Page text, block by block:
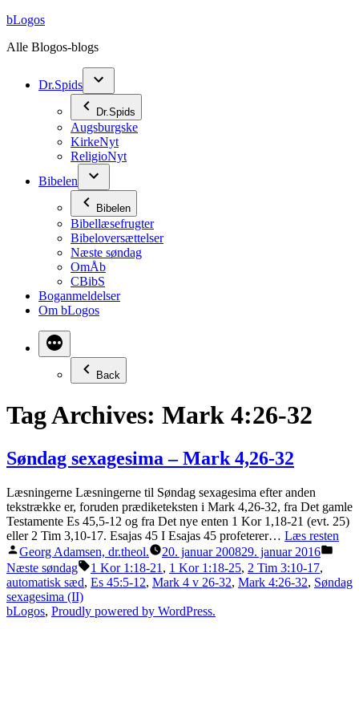
Videre
indhold
bLogos
Alle Blogos-blogs
Dr.Spids
Dr.Spids
Augsburgske
KirkeNyt
ReligioNyt
Bibelen
Bibelen
Bibellæsefrugter
Bibeloversættelser
Næste søndag
OmÅb
CBibS
Boganmeldelser
Om bLogos
Back
Tag Archives: Mark 4:26-32
Søndag sexagesima – Mark 4,26-32
Læsningerne Læsningerne til Søndag sexagesima efter anden
tekstrække er, foruden prædiketeksten i Mark 4,26-32, fra Det gamle
Testamente Es 45,5-12 og fra Det nye enten 1 Kor 1,18-21 (evt. 25)
eller 2 Tim 3,10-17. Esajas 45 I Esajas 45 profeterer… Læs resten
Posted
by
Georg Adamsen, dr.theol. 20. januar 200829. januar 2016
Næste søndag Tags:
1 Kor 1:18-21 , 1 Kor 1:18-25, 2 Tim 3:10-17,
automatisk sæd, Es 45:5-12, Mark 4 v 26-32, Mark 4:26-32, Søndag
sexagesima (II)
bLogos, Proudly powered by WordPress.